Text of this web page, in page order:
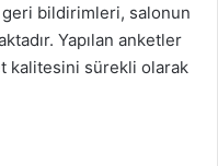
geri bildirimleri, salonun
Yapılan anketler
kalitesini sürekli olarak